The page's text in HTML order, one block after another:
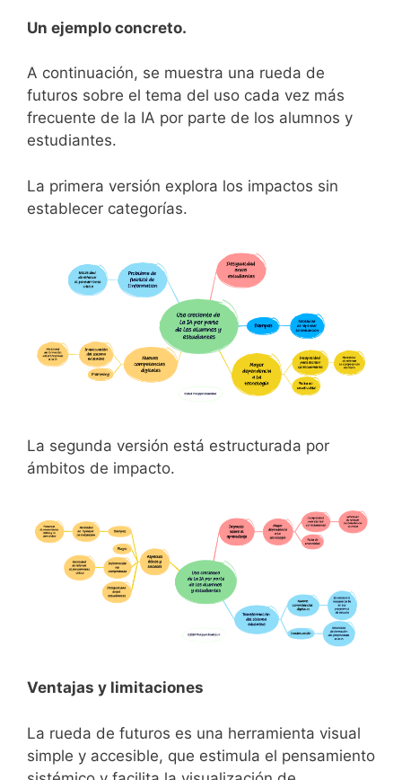
Un ejemplo concreto.
A continuación, se muestra una rueda de
futuros sobre el tema del uso cada vez más
frecuente de la IA por parte de los alumnos y
estudiantes.
La primera versión explora los impactos sin
establecer categorías.
La segunda versión está estructurada por
ámbitos de impacto.
Ventajas y limitaciones
La rueda de futuros es una herramienta visual
simple y accesible, que estimula el pensamiento